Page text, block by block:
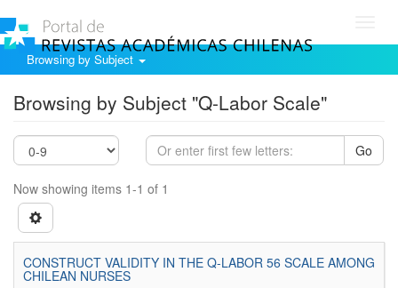
Browsing by Subject
Browsing by Subject "Q-Labor Scale"
Go
Now showing items 1-1 of 1
CONSTRUCT VALIDITY IN THE Q-LABOR 56 SCALE AMONG
CHILEAN NURSES